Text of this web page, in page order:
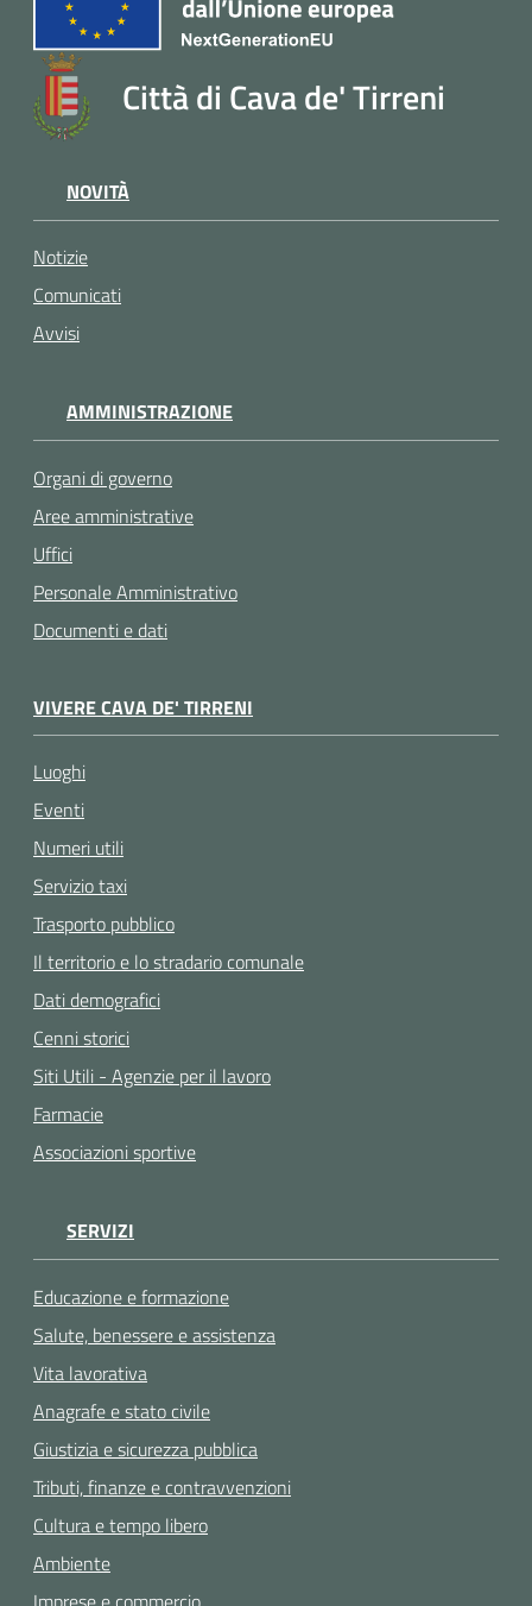
Città di Cava de' Tirreni
NOVITÀ
Notizie
Comunicati
Avvisi
AMMINISTRAZIONE
Organi di governo
Aree amministrative
Uffici
Personale Amministrativo
Documenti e dati
VIVERE CAVA DE' TIRRENI
Luoghi
Eventi
Numeri utili
Servizio taxi
Trasporto pubblico
Il territorio e lo stradario comunale
Dati demografici
Cenni storici
Siti Utili - Agenzie per il lavoro
Farmacie
Associazioni sportive
SERVIZI
Educazione e formazione
Salute, benessere e assistenza
Vita lavorativa
Anagrafe e stato civile
Giustizia e sicurezza pubblica
Tributi, finanze e contravvenzioni
Cultura e tempo libero
Ambiente